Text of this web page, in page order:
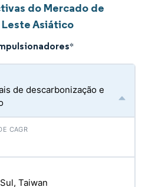
do Mercado de
Leste Asiático
*
de descarbonização e
Taiwan